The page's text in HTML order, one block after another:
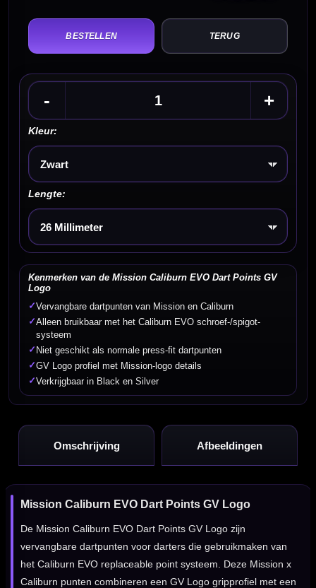
TERUG
- +
Kleur:
Kies een optie
Lengte:
Kies een optie
Kenmerken van de Mission Caliburn EVO Dart Points GV
Logo
✓Vervangbare dartpunten van Mission en Caliburn
✓Alleen bruikbaar met het Caliburn EVO schroef-/spigot-
systeem
✓ Niet geschikt als normale press-fit dartpunten
✓GV Logo profiel met Mission-logo details
✓Verkrijgbaar in Black en Silver
Omschrijving Afbeeldingen
Mission Caliburn EVO Dart Points GV Logo
De Mission Caliburn EVO Dart Points GV Logo zijn
vervangbare dartpunten voor darters die gebruikmaken van
het Caliburn EVO replaceable point systeem. Deze Mission x
Caliburn punten combineren een GV Logo gripprofiel met een